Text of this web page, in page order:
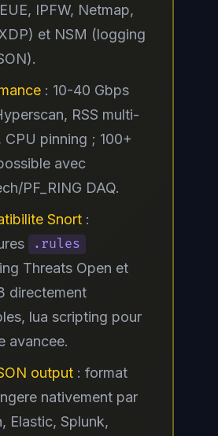
IPFW, Netmap,
et NSM (logging
: 10-40 Gbps
RSS multi-
CPU pinning ; 100+
avec
PF_RING DAQ.
Snort :
.rules
Threats Open et
directement
lua scripting pour
avancee.
output : format
nativement par
Elastic, Splunk,